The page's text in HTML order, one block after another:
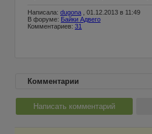
Написала: dugona , 01.12.2013 в 11:49
В форуме: Байки Адвего
Комментариев: 31
Комментарии
Написать комментарий